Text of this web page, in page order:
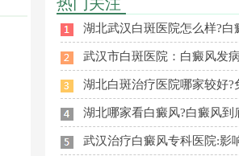
湖北武汉白斑医院怎么样?白
武汉市白斑医院：白癜风发病
湖北白斑治疗医院哪家较好?
湖北哪家看白癜风?白癜风到
武汉治疗白癜风专科医院:影